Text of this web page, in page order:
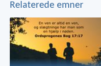
Relaterede emner